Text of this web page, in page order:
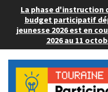
La phase d'instruction
budget participatif
jeunesse 2026 est en
2026 au 11